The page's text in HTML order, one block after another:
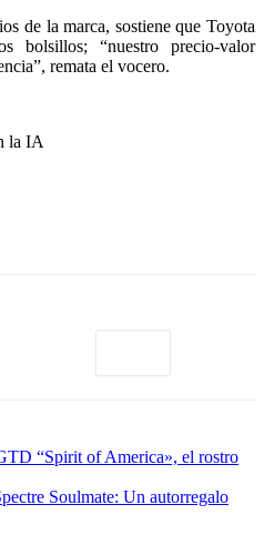
de la marca, sostiene que Toyota
bolsillos; “nuestro precio-valor
remata el vocero.
la IA
“Spirit of America», el rostro
Soulmate: Un autorregalo